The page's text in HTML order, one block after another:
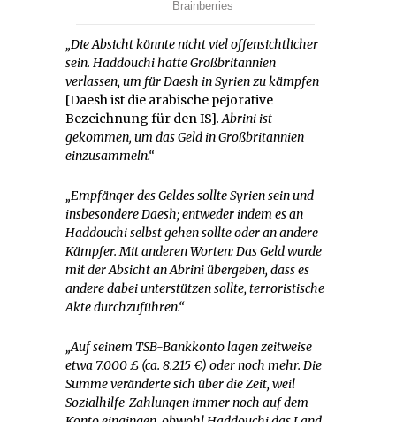
„Die Absicht könnte nicht viel offensichtlicher
sein. Haddouchi hatte Großbritannien
verlassen, um für Daesh in Syrien zu kämpfen
[Daesh ist die arabische pejorative
Bezeichnung für den IS]. Abrini ist
gekommen, um das Geld in Großbritannien
einzusammeln.“
„Empfänger des Geldes sollte Syrien sein und
insbesondere Daesh; entweder indem es an
Haddouchi selbst gehen sollte oder an andere
Kämpfer. Mit anderen Worten: Das Geld wurde
mit der Absicht an Abrini übergeben, dass es
andere dabei unterstützen sollte, terroristische
Akte durchzuführen.“
„Auf seinem TSB-Bankkonto lagen zeitweise
etwa 7.000£ (ca. 8.215 €) oder noch mehr. Die
Summe veränderte sich über die Zeit, weil
Sozialhilfe-Zahlungen immer noch auf dem